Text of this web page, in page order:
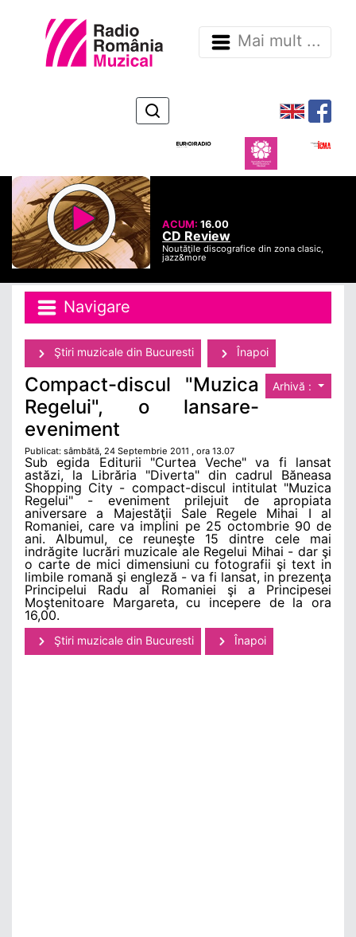
Mai mult ...
ACUM:16.00
CD Review
Noutăţile discografice din zona clasic,
jazz&more
Navigare
Ştiri muzicale din Bucuresti Înapoi
Arhivă :
Compact-discul "Muzica
Regelui", o lansare-
eveniment
Publicat: sâmbătă, 24 Septembrie 2011 , ora 13.07
Sub egida Editurii "Curtea Veche" va fi lansat
astăzi, la Librăria "Diverta" din cadrul Băneasa
Shopping City - compact-discul intitulat "Muzica
Regelui" - eveniment prilejuit de apropiata
aniversare a Majestăţii Sale Regele Mihai I al
Romaniei, care va implini pe 25 octombrie 90 de
ani. Albumul, ce reuneşte 15 dintre cele mai
indrăgite lucrări muzicale ale Regelui Mihai - dar şi
o carte de mici dimensiuni cu fotografii şi text in
limbile romană şi engleză - va fi lansat, in prezenţa
Principelui Radu al Romaniei şi a Principesei
Moştenitoare Margareta, cu incepere de la ora
16,00.
Ştiri muzicale din Bucuresti Înapoi